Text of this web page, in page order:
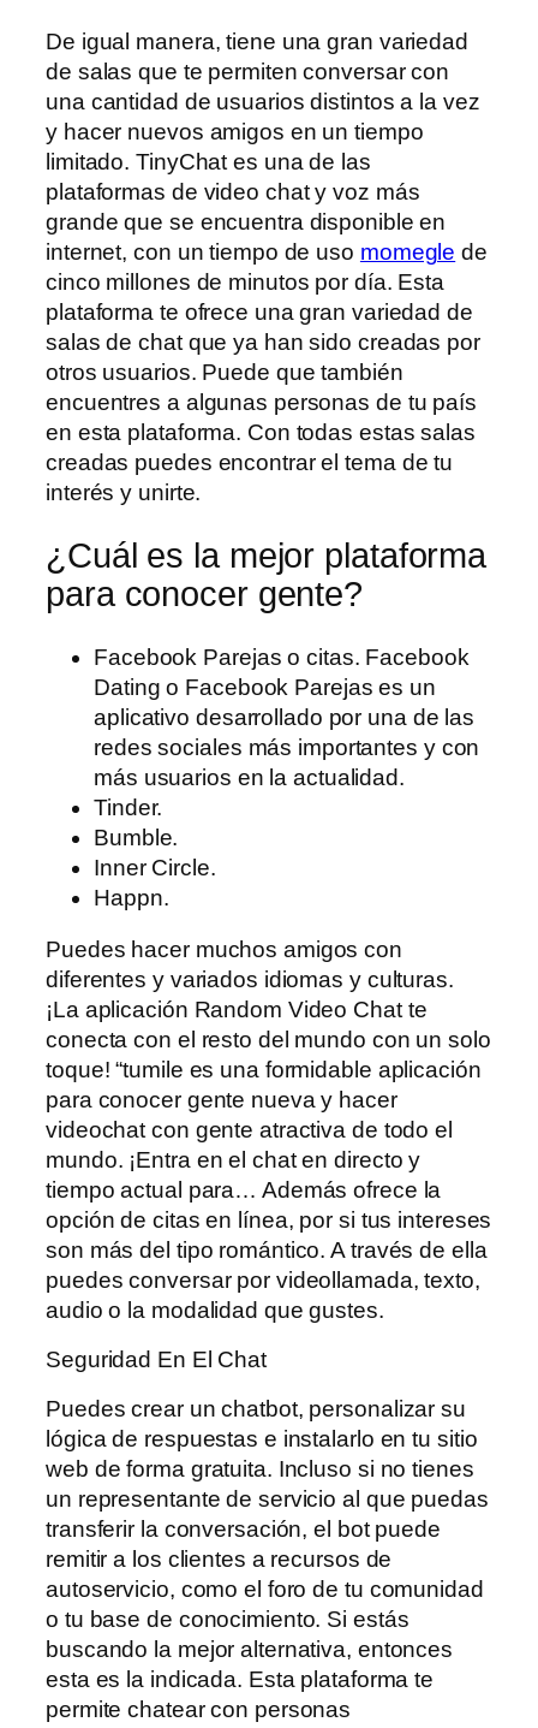
De igual manera, tiene una gran variedad
de salas que te permiten conversar con
una cantidad de usuarios distintos a la vez
y hacer nuevos amigos en un tiempo
limitado. TinyChat es una de las
plataformas de video chat y voz más
grande que se encuentra disponible en
internet, con un tiempo de uso momegle de
cinco millones de minutos por día. Esta
plataforma te ofrece una gran variedad de
salas de chat que ya han sido creadas por
otros usuarios. Puede que también
encuentres a algunas personas de tu país
en esta plataforma. Con todas estas salas
creadas puedes encontrar el tema de tu
interés y unirte.
¿Cuál es la mejor plataforma
para conocer gente?
Facebook Parejas o citas. Facebook
Dating o Facebook Parejas es un
aplicativo desarrollado por una de las
redes sociales más importantes y con
más usuarios en la actualidad.
Tinder.
Bumble.
Inner Circle.
Happn.
Puedes hacer muchos amigos con
diferentes y variados idiomas y culturas.
¡La aplicación Random Video Chat te
conecta con el resto del mundo con un solo
toque! “tumile es una formidable aplicación
para conocer gente nueva y hacer
videochat con gente atractiva de todo el
mundo. ¡Entra en el chat en directo y
tiempo actual para… Además ofrece la
opción de citas en línea, por si tus intereses
son más del tipo romántico. A través de ella
puedes conversar por videollamada, texto,
audio o la modalidad que gustes.
Seguridad En El Chat
Puedes crear un chatbot, personalizar su
lógica de respuestas e instalarlo en tu sitio
web de forma gratuita. Incluso si no tienes
un representante de servicio al que puedas
transferir la conversación, el bot puede
remitir a los clientes a recursos de
autoservicio, como el foro de tu comunidad
o tu base de conocimiento. Si estás
buscando la mejor alternativa, entonces
esta es la indicada. Esta plataforma te
permite chatear con personas